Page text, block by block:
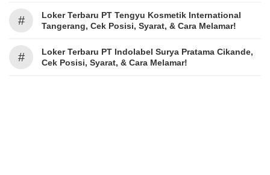
#
Loker Terbaru PT Tengyu Kosmetik International
Tangerang, Cek Posisi, Syarat, & Cara Melamar!
#
Loker Terbaru PT Indolabel Surya Pratama Cikande,
Cek Posisi, Syarat, & Cara Melamar!